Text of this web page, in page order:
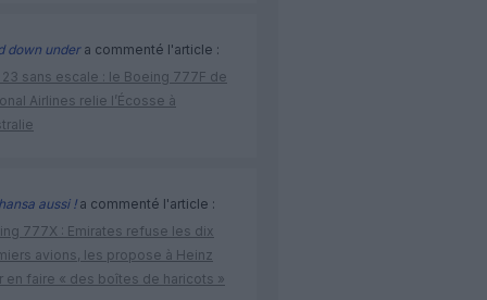
down undera commenté l'article :
23 sans escale : le Boeing 777F de
Airlines relie l’Écosse à
aussi !a commenté l'article :
777X : Emirates refuse les dix
avions, les propose à Heinz
en faire « des boîtes de haricots »